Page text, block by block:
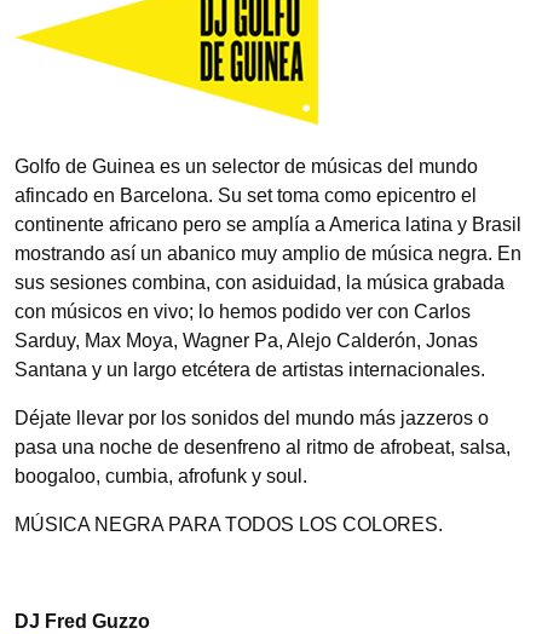
Golfo de Guinea es un selector de músicas del mundo
afincado en Barcelona. Su set toma como epicentro el
continente africano pero se amplía a America latina y Brasil
mostrando así un abanico muy amplio de música negra. En
sus sesiones combina, con asiduidad, la música grabada
con músicos en vivo; lo hemos podido ver con Carlos
Sarduy, Max Moya, Wagner Pa, Alejo Calderón, Jonas
Santana y un largo etcétera de artistas internacionales.
Déjate llevar por los sonidos del mundo más jazzeros o
pasa una noche de desenfreno al ritmo de afrobeat, salsa,
boogaloo, cumbia, afrofunk y soul.
MÚSICA NEGRA PARA TODOS LOS COLORES.
DJ Fred Guzzo